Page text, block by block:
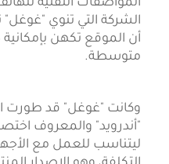
المواصفات التقنية
الشركة التي تنوي "غوغل"
أن الموقع تكهن
متوسطة.
وكانت "غوغل" قد طورت
"أندرويد" والمعروف
ليتناسب للعمل مع